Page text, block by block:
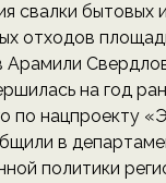
ECOportal
свалки бытовых
отходов
Арамили
на год
по нацпроекту
в
политики